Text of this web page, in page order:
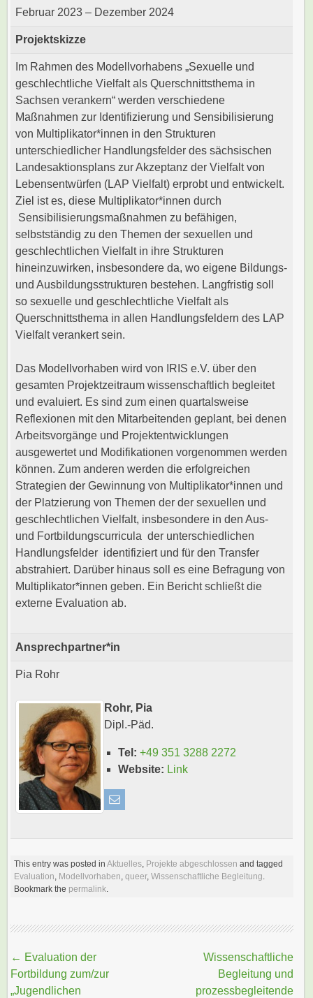
Februar 2023 – Dezember 2024
Projektskizze
Im Rahmen des Modellvorhabens „Sexuelle und
geschlechtliche Vielfalt als Querschnittsthema in
Sachsen verankern“ werden verschiedene
Maßnahmen zur Identifizierung und Sensibilisierung
von Multiplikator*innen in den Strukturen
unterschiedlicher Handlungsfelder des sächsischen
Landesaktionsplans zur Akzeptanz der Vielfalt von
Lebensentwürfen (LAP Vielfalt) erprobt und entwickelt.
Ziel ist es, diese Multiplikator*innen durch
Sensibilisierungsmaßnahmen zu befähigen,
selbstständig zu den Themen der sexuellen und
geschlechtlichen Vielfalt in ihre Strukturen
hineinzuwirken, insbesondere da, wo eigene Bildungs-
und Ausbildungsstrukturen bestehen. Langfristig soll
so sexuelle und geschlechtliche Vielfalt als
Querschnittsthema in allen Handlungsfeldern des LAP
Vielfalt verankert sein.
Das Modellvorhaben wird von IRIS e.V. über den
gesamten Projektzeitraum wissenschaftlich begleitet
und evaluiert. Es sind zum einen quartalsweise
Reflexionen mit den Mitarbeitenden geplant, bei denen
Arbeitsvorgänge und Projektentwicklungen
ausgewertet und Modifikationen vorgenommen werden
können. Zum anderen werden die erfolgreichen
Strategien der Gewinnung von Multiplikator*innen und
der Platzierung von Themen der der sexuellen und
geschlechtlichen Vielfalt, insbesondere in den Aus-
und Fortbildungscurricula der unterschiedlichen
Handlungsfelder identifiziert und für den Transfer
abstrahiert. Darüber hinaus soll es eine Befragung von
Multiplikator*innen geben. Ein Bericht schließt die
externe Evaluation ab.
Ansprechpartner*in
Pia Rohr
Rohr, Pia
Dipl.-Päd.
Tel: +49 351 3288 2272
Website: Link
This entry was posted inAktuelles Projekte abgeschlossen and tagged
Evaluation Modellvorhaben ,queer,Wissenschaftliche Begleitung
Bookmark the permalink
Beitragsnavigation
← Evaluation der
Fortbildung zum/zur
„Jugendlichen
Wissenschaftliche
Begleitung und
prozessbegleitende